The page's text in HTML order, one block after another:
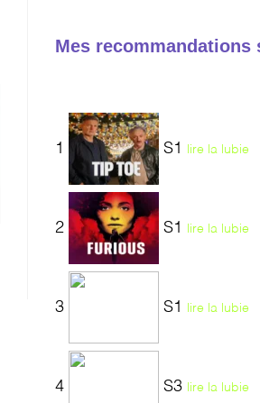
Mes recommandations
1 S1 lire la lubie
2 S1 lire la lubie
3 S1 lire la lubie
4 S3 lire la lubie